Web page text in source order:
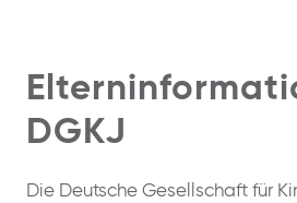
DGKJ
Die Deutsche Gesellschaft für